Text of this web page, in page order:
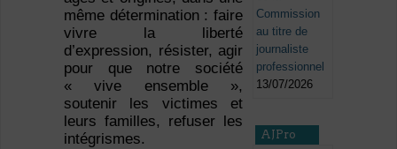
même détermination : faire
vivre la liberté
d’expression, résister, agir
pour que notre société
« vive ensemble »,
soutenir les victimes et
leurs familles, refuser les
intégrismes.
Commission
au titre de
journaliste
professionnel
13/07/2026
AJPro